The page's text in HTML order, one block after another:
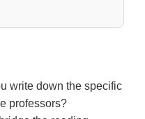
write down the specific
professors?